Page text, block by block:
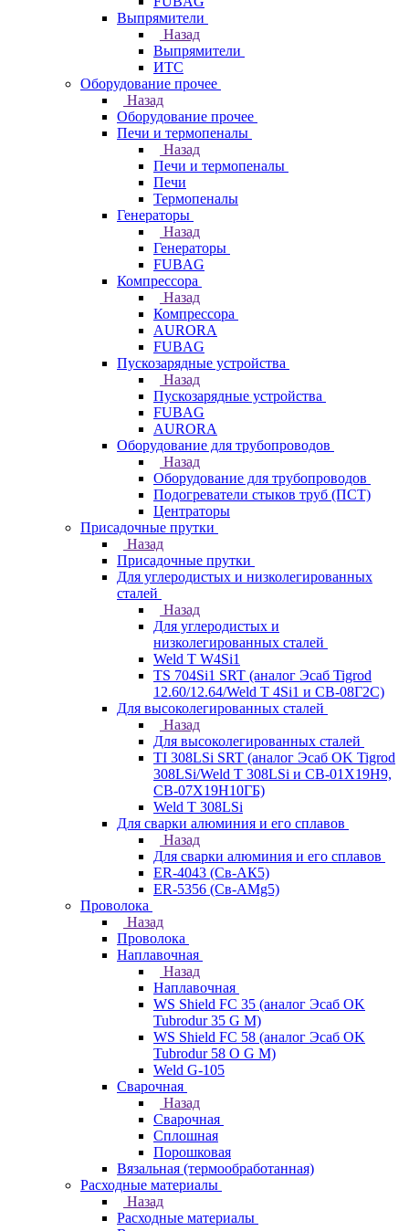
Выпрямители
Назад
Выпрямители
ИТС
Оборудование прочее
Назад
Оборудование прочее
Печи и термопеналы
Назад
Печи и термопеналы
Печи
Термопеналы
Генераторы
Назад
Генераторы
FUBAG
Компрессора
Назад
Компрессора
AURORA
FUBAG
Пускозарядные устройства
Назад
Пускозарядные устройства
FUBAG
AURORA
Оборудование для трубопроводов
Назад
Оборудование для трубопроводов
Подогреватели стыков труб (ПСТ)
Центраторы
Присадочные прутки
Назад
Присадочные прутки
Для углеродистых и низколегированных
сталей
Назад
Для углеродистых и
низколегированных сталей
Weld T W4Si1
TS 704Si1 SRT (аналог Эсаб Tigrod
12.60/12.64/Weld T 4Si1 и СВ-08Г2С)
Для высоколегированных сталей
Назад
Для высоколегированных сталей
TI 308LSi SRT (аналог Эсаб OK Tigrod
308LSi/Weld T 308LSi и СВ-01Х19Н9,
СВ-07Х19Н10ГБ)
Weld T 308LSi
Для сварки алюминия и его сплавов
Назад
Для сварки алюминия и его сплавов
ER-4043 (Св-АК5)
ER-5356 (Св-АМg5)
Проволока
Назад
Проволока
Наплавочная
Назад
Наплавочная
WS Shield FC 35 (аналог Эсаб OK
Tubrodur 35 G M)
WS Shield FC 58 (аналог Эсаб OK
Tubrodur 58 O G M)
Weld G-105
Сварочная
Назад
Сварочная
Сплошная
Порошковая
Вязальная (термообработанная)
Расходные материалы
Назад
Расходные материалы